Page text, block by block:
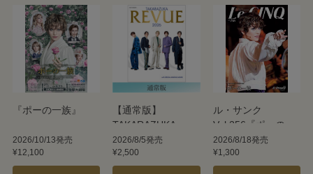
『ポーの一族』
2026/10/13発売
¥12,100
【通常版】
TAKARAZUKA
REVUE 2026
2026/8/5発売
¥2,500
ル・サンク
Vol.256『ポーの一
族』＜雪組＞
2026/8/18発売
¥1,300